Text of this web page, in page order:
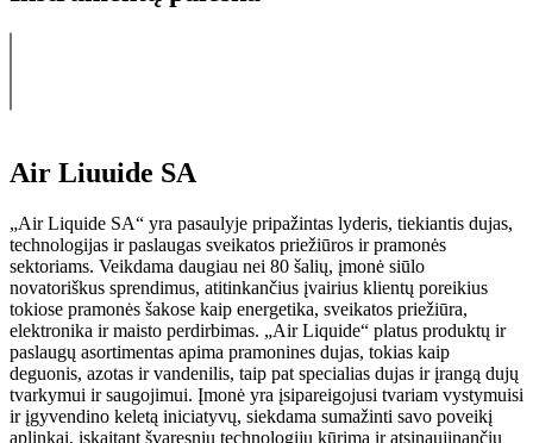
Air Liuuide SA
„Air Liquide SA“ yra pasaulyje pripažintas lyderis, tiekiantis dujas,
technologijas ir paslaugas sveikatos priežiūros ir pramonės
sektoriams. Veikdama daugiau nei 80 šalių, įmonė siūlo
novatoriškus sprendimus, atitinkančius įvairius klientų poreikius
tokiose pramonės šakose kaip energetika, sveikatos priežiūra,
elektronika ir maisto perdirbimas. „Air Liquide“ platus produktų ir
paslaugų asortimentas apima pramonines dujas, tokias kaip
deguonis, azotas ir vandenilis, taip pat specialias dujas ir įrangą dujų
tvarkymui ir saugojimui. Įmonė yra įsipareigojusi tvariam vystymuisi
ir įgyvendino keletą iniciatyvų, siekdama sumažinti savo poveikį
aplinkai, įskaitant švaresnių technologijų kūrimą ir atsinaujinančių